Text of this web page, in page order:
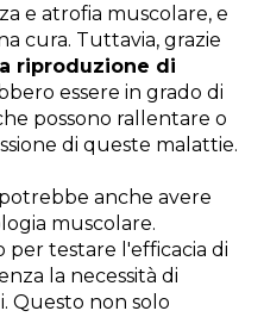
e atrofia muscolare, e
cura. Tuttavia, grazie
riproduzione di
essere in grado di
possono rallentare o
di queste malattie.
anche avere
muscolare.
testare l'efficacia di
la necessità di
Questo non solo